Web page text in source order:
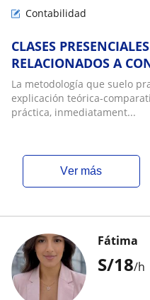
Contabilidad
CLASES
RELACIONADOS A
La metodología que suelo
explicación teórica-
práctica, inmediatament...
ver más
S/18/h
Fátima